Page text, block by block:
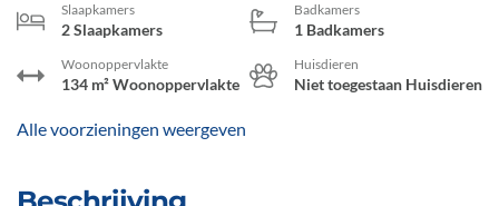
Slaapkamers
2 Slaapkamers
Badkamers
1 Badkamers
Woonoppervlakte
134 m² Woonoppervlakte
Huisdieren
Niet toegestaan Huisdieren
Alle voorzieningen weergeven